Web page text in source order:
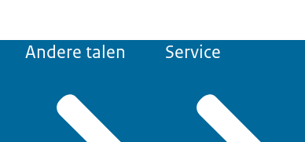
Andere talen Service